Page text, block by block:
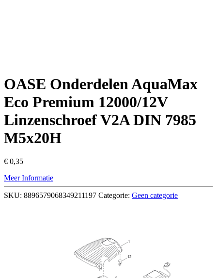
OASE Onderdelen AquaMax
Eco Premium 12000/12V
Linzenschroef V2A DIN 7985
M5x20H
€ 0,35
Meer Informatie
SKU: 8896579068349211197 Categorie: Geen categorie